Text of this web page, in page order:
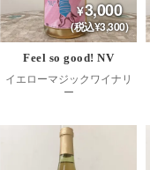
3,000
(税込¥3,300)
Feel so good! NV
イエローマジックワイナリ
ー